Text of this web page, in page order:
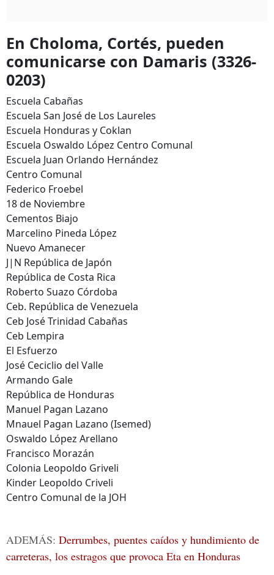
En Choloma, Cortés, pueden
comunicarse con Damaris (3326-
0203)
Escuela Cabañas
Escuela San José de Los Laureles
Escuela Honduras y Coklan
Escuela Oswaldo López Centro Comunal
Escuela Juan Orlando Hernández
Centro Comunal
Federico Froebel
18 de Noviembre
Cementos Biajo
Marcelino Pineda López
Nuevo Amanecer
J|N República de Japón
República de Costa Rica
Roberto Suazo Córdoba
Ceb. República de Venezuela
Ceb José Trinidad Cabañas
Ceb Lempira
El Esfuerzo
José Ceciclio del Valle
Armando Gale
República de Honduras
Manuel Pagan Lazano
Mnauel Pagan Lazano (Isemed)
Oswaldo López Arellano
Francisco Morazán
Colonia Leopoldo Griveli
Kinder Leopoldo Criveli
Centro Comunal de la JOH
ADEMÁS: Derrumbes, puentes caídos y hundimiento de
carreteras, los estragos que provoca Eta en Honduras